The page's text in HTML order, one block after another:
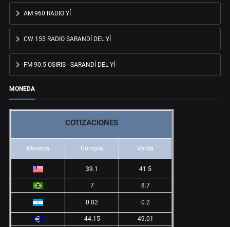
AM 960 RADIO YÍ
CW 155 RADIO SARANDÍ DEL YÍ
FM 90.5 OSIRIS - SARANDÍ DEL YÍ
MONEDA
COTIZACIONES
Moneda Compra Venta
39.1 41.5
7 8.7
0.02 0.2
44.15
49.01